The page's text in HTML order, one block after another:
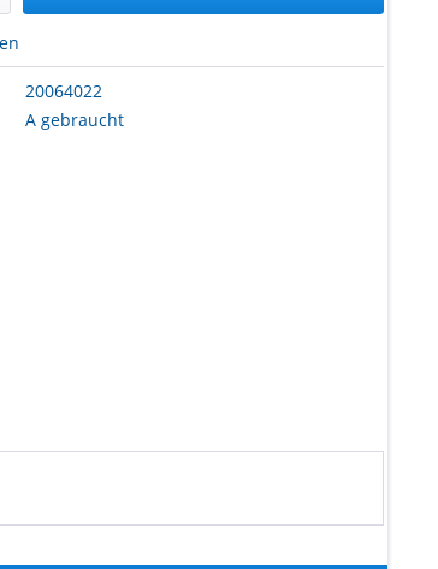
20064022
A gebraucht